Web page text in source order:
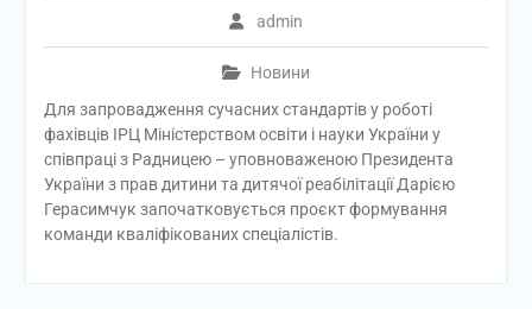
admin
Новини
Для запровадження сучасних стандартів у роботі
фахівців ІРЦ Міністерством освіти і науки України у
співпраці з Радницею – уповноваженою Президента
України з прав дитини та дитячої реабілітації Дарією
Герасимчук започатковується проєкт формування
команди кваліфікованих спеціалістів.